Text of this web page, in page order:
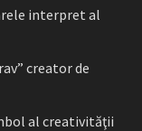
interpret al
creator de
al creativităţii